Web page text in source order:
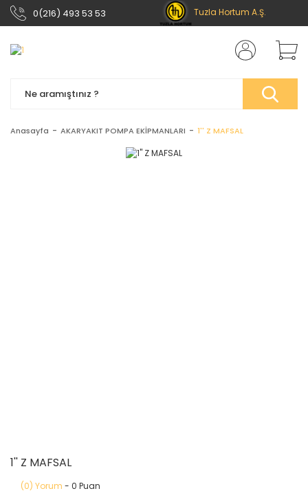
0(216) 493 53 53 Tuzla Hortum A.Ş.
Anasayfa AKARYAKIT POMPA EKİPMANLARI 1'' Z MAFSAL
1'' Z MAFSAL
(0) Yorum - 0 Puan